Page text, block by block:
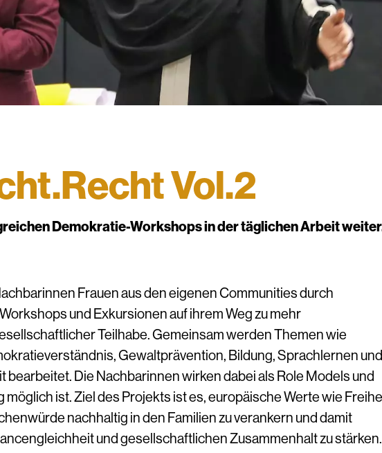
Vol.2
Demokratie-Workshops in der täglichen Arbeit
Frauen aus den eigenen Communities durch
und Exkursionen auf ihrem Weg zu mehr
Teilhabe. Gemeinsam werden Themen wie
Gewaltprävention, Bildung, Sprachlernen und
bearbeitet. Die Nachbarinnen wirken dabei als Role Models und
möglich ist. Ziel des Projekts ist es, europäische Werte wie
nachhaltig in den Familien zu verankern und damit
und gesellschaftlichen Zusammenhalt zu stärken.